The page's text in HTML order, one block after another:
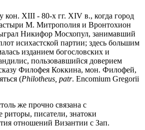
кон. XIII - 80-х гг. XIV в., когда город
М. Митрополия и Вронтохион
Никифор Мосхопул, занимавший
исихастской партии; здесь большим
изданием богословских и
пользовавшийся доверием
Филофея Коккина, мон. Филофей,
(Philotheus, patr. Encomium Gregorii
же прочно связана с
писатели, знатоки
отношений Византии с Зап.